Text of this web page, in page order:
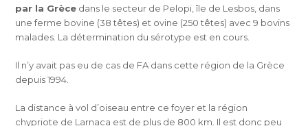
par la Grèce dans le secteur de Pelopi, île de Lesbos, dans
une ferme bovine (38 têtes) et ovine (250 têtes) avec 9 bovins
malades. La détermination du sérotype est en cours.
Il n’y avait pas eu de cas de FA dans cette région de la Grèce
depuis 1994.
La distance à vol d’oiseau entre ce foyer et la région
chypriote de Larnaca est de plus de 800 km. Il est donc peu